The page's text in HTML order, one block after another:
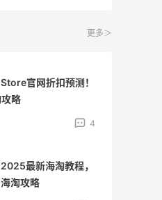
更多＞
官网折扣预测！
略
4
最新海淘教程，
淘攻略